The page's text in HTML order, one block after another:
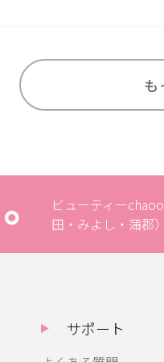
も
ビューティー
田・みよし・蒲郡
サポート